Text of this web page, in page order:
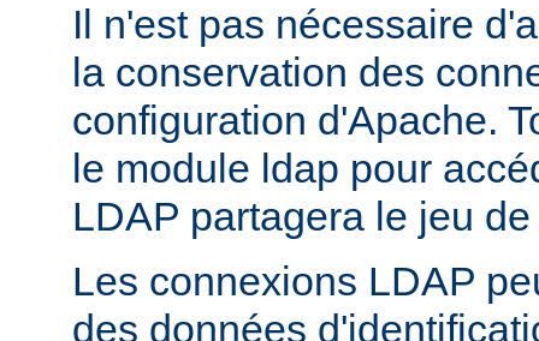
Il n'est pas nécessaire
la conservation des
configuration d'Apache.
le module ldap pour
LDAP partagera le jeu
Les connexions LDAP
des données